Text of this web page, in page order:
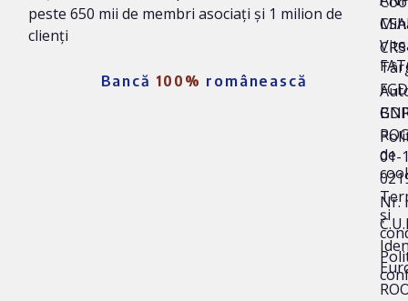
peste 650 mii de membri asociați și 1 milion de
clienți
Bancă 100% românească
01-
Nr.
de
și